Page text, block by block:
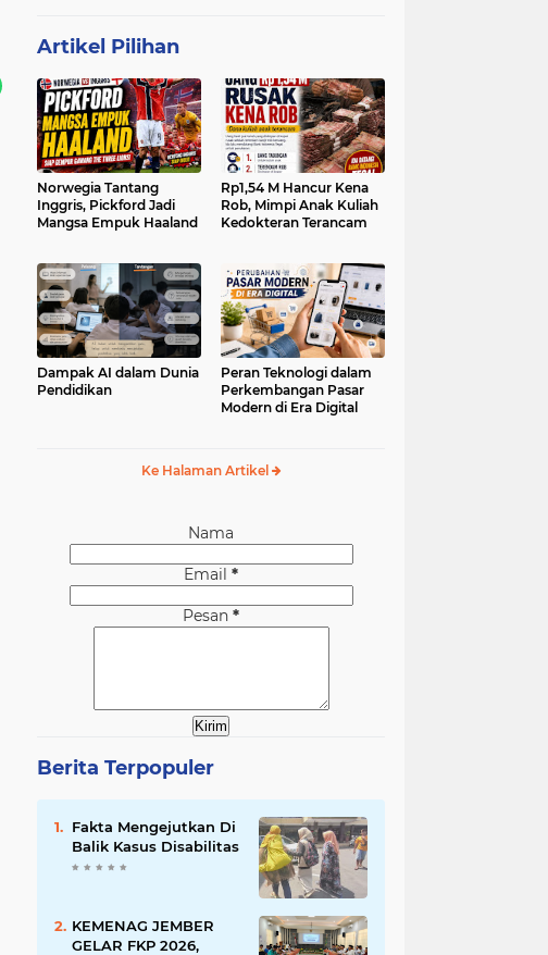
Artikel Pilihan
Norwegia Tantang
Inggris, Pickford Jadi
Mangsa Empuk Haaland
Rp1,54 M Hancur Kena
Rob, Mimpi Anak Kuliah
Kedokteran Terancam
Dampak AI dalam Dunia
Pendidikan
Peran Teknologi dalam
Perkembangan Pasar
Modern di Era Digital
Ke Halaman Artikel
Nama
Email *
Pesan *
Berita Terpopuler
Fakta Mengejutkan Di
Balik Kasus Disabilitas
KEMENAG JEMBER
GELAR FKP 2026,